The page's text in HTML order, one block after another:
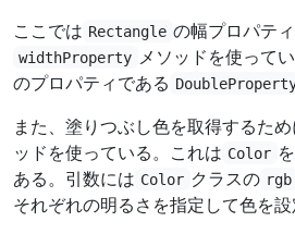
ここでは Rectangle の幅プロパテ
widthProperty メソッドを使って
のプロパティである
また、塗りつぶし色を取得するた
ッドを使っている。これは Color
ある。引数には Color クラスの rgb
それぞれの明るさを指定して色を設